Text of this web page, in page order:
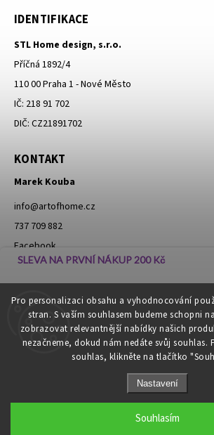
Pro personalizaci obsahu a vyhodnocování
stran. S vaším souhlasem budeme schopni
zobrazovat relevantnější nabídky našich
nezačneme, dokud nám nedáte svůj souhlas.
souhlas, klikněte na tlačítko
Nastavení
Souhlasím
IDENTIFIKACE
STL Home design, s.r.o.
Příčná 1892/4
110 00 Praha 1 - Nové Město
IČ: 218 91 702
DIČ: CZ21891702
KONTAKT
Marek Kouba
info@artofhome.cz
737 709 882
Facebook
Instagram
Moje objednávka - odstoupení od
SLEVA NA PRVNÍ NÁKUP 200 Kč
slevách přímo do vaší schránky!
Zásady zpracování osobních údajů